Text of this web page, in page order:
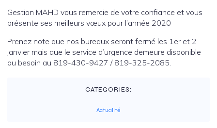
Gestion MAHD vous remercie de votre confiance et vous
présente ses meilleurs vœux pour l’année 2020
Prenez note que nos bureaux seront fermé les 1er et 2
janvier mais que le service d’urgence demeure disponible
au besoin au 819-430-9427 / 819-325-2085.
CATEGORIES:
Actualité